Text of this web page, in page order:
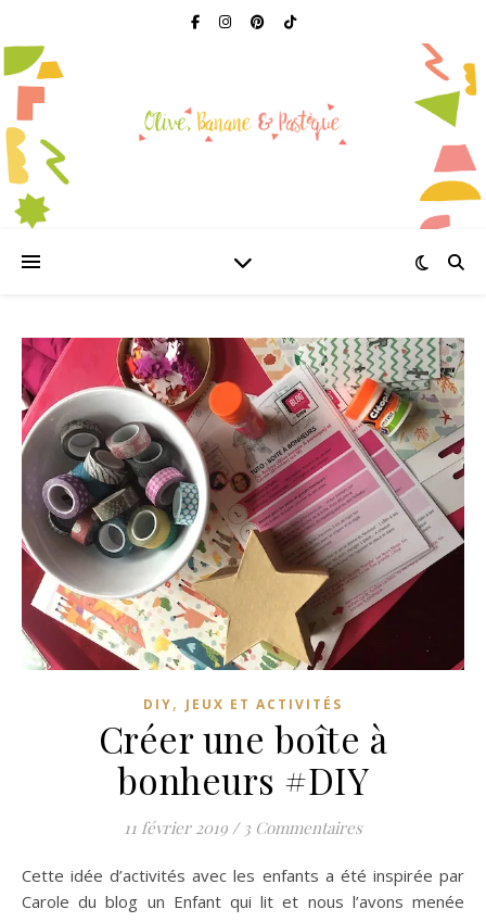
DIY, JEUX ET ACTIVITÉS
Créer une boîte à
bonheurs #DIY
11 février 2019 / 3 Commentaires
Cette idée d’activités avec les enfants a été inspirée par
Carole du blog un Enfant qui lit et nous l’avons menée